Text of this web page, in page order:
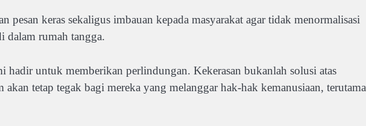
pesan keras sekaligus imbauan kepada masyarakat agar tidak menormalisasi
dalam rumah tangga.
hadir untuk memberikan perlindungan. Kekerasan bukanlah solusi atas
tetap tegak bagi mereka yang melanggar hak-hak kemanusiaan, terutama